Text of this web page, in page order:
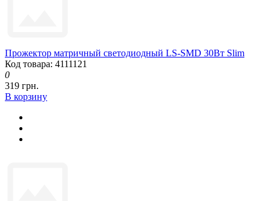
Прожектор матричный светодиодный LS-SMD 30Вт Slim
Код товара: 4111121
0
319 грн.
В корзину